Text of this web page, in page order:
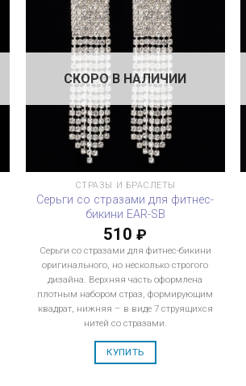
СКОРО В НАЛИЧИИ
СТРАЗЫ И БРАСЛЕТЫ
Серьги со стразами для фитнес-
бикини EAR-SB
510₽
Серьги со стразами для фитнес-бикини
оригинального, но несколько строгого
дизайна. Верхняя часть оформлена
плотным набором страз, формирующим
квадрат, нижняя – в виде 7 струящихся
нитей со стразами.
КУПИТЬ